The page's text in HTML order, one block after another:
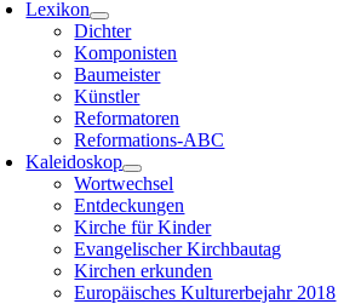
Lexikon
Dichter
Komponisten
Baumeister
Künstler
Reformatoren
Reformations-ABC
Kaleidoskop
Wortwechsel
Entdeckungen
Kirche für Kinder
Evangelischer Kirchbautag
Kirchen erkunden
Europäisches Kulturerbejahr 2018